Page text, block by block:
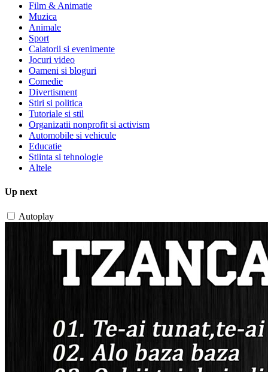
Film & Animatie
Muzica
Animale
Sport
Calatorii si evenimente
Jocuri video
Oameni si bloguri
Comedie
Divertisment
Stiri si politica
Tutoriale si stil
Organizatii nonprofit si activism
Automobile si vehicule
Educatie
Stiinta si tehnologie
Altele
Up next
Autoplay